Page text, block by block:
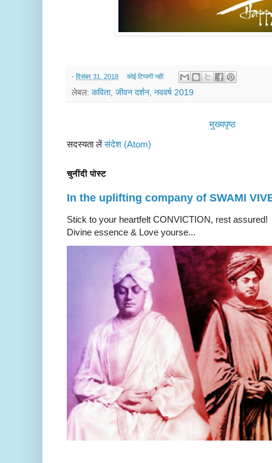
- दिसंबर 31, 2018 कोई टिप्पणी नहीं:
लेबल: कविता, जीवन दर्शन, नववर्ष 2019
मुख्यपृष्ठ
सदस्यता लेंसंदेश (Atom)
चुनींदी पोस्ट
In the uplifting company of SWAMI
Stick to your heartfelt CONVICTION, rest
Divine essence & Love yourse...